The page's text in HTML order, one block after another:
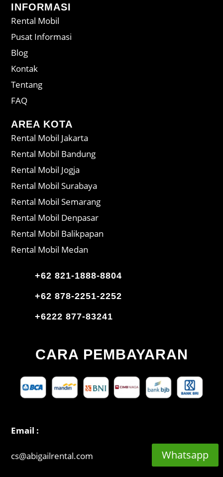
INFORMASI
Rental Mobil
Pusat Informasi
Blog
Kontak
Tentang
FAQ
AREA KOTA
Rental Mobil Jakarta
Rental Mobil Bandung
Rental Mobil Jogja
Rental Mobil Surabaya
Rental Mobil Semarang
Rental Mobil Denpasar
Rental Mobil Balikpapan
Rental Mobil Medan
+62 821-1888-8804
+62 878-2251-2252
+6222 877-83241
CARA PEMBAYARAN
Email :
cs@abigailrental.com Whatsapp